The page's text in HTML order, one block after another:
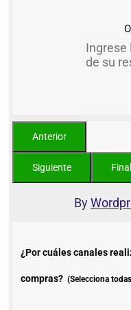
By
¿Por cuáles canales
compras? (Selecciona